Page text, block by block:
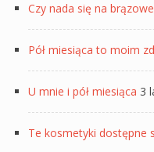
Czy nada się na
Pół miesiąca to moim
U mnie i pół miesiąca 3
Te kosmetyki dostępne